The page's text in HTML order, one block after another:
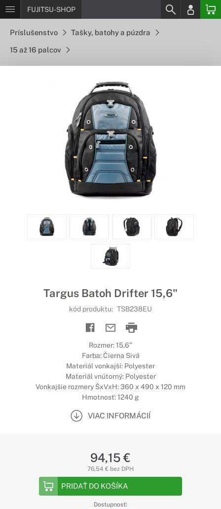
FUJITSU-SHOP
Príslušenstvo Tašky, batohy a púzdra
15 až 16 palcov
Targus Batoh Drifter 15,6"
kód produktu: TSB238EU
Rozmer: 15,6"
Farba: Čierna Sivá
Materiál vonkajší: Polyester
Materiál vnútorný: Polyester
Vonkajšie rozmery ŠxVxH: 360 x 490 x 120 mm
Hmotnosť: 1240 g
VIAC INFORMÁCIÍ
94,15 €
76,54 € bez DPH
PRIDAŤ DO KOŠÍKA
Dostupnosť: